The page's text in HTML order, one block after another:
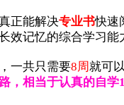
正能解决专业书快速
效记忆的综合学习能
，一共只需要8周就可
，相当于认真的自学